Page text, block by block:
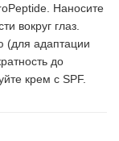
Наносите
вокруг глаз.
(для адаптации
до
крем с SPF.